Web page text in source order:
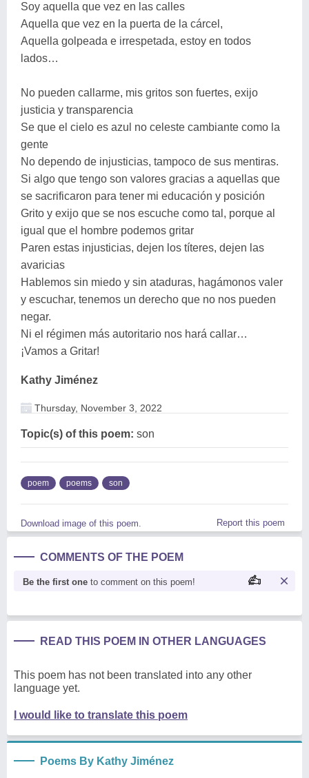
Soy aquella que vez en las calles
Aquella que vez en la puerta de la cárcel,
Aquella golpeada e irrespetada, estoy en todos
lados…
No pueden callarme, mis gritos son fuertes, exijo
justicia y transparencia
Se que el cielo es azul no celeste cambiante como la
gente
No dependo de injusticias, tampoco de sus mentiras.
Si algo que tengo son valores gracias a aquellas que
se sacrificaron para tener mi educación y posición
Grito y exijo que se nos escuche como tal, porque al
igual que el hombre podemos gritar
Paren estas injusticias, dejen los títeres, dejen las
avaricias
Hablemos sin miedo y sin ataduras, hagámonos valer
y escuchar, tenemos un derecho que no nos pueden
negar.
Ni el régimen más autoritario nos hará callar…
¡Vamos a Gritar!
Kathy Jiménez
Thursday, November 3, 2022
Topic(s) of this poem: son
poem poems son
Download image of this poem. Report this poem
COMMENTS OF THE POEM
Be the first one to comment on this poem!
READ THIS POEM IN OTHER LANGUAGES
This poem has not been translated into any other
language yet.
I would like to translate this poem
Poems By Kathy Jiménez